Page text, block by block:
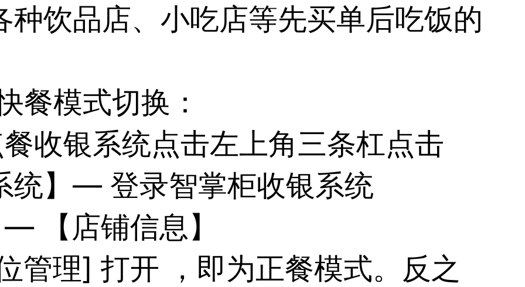
种饮品店、小吃店等先买单后吃饭的
餐模式切换：
收银系统点击左上角三条杠点击
统】— 登录智掌柜收银系统
【店铺信息】
理] 打开 ，即为正餐模式。反之